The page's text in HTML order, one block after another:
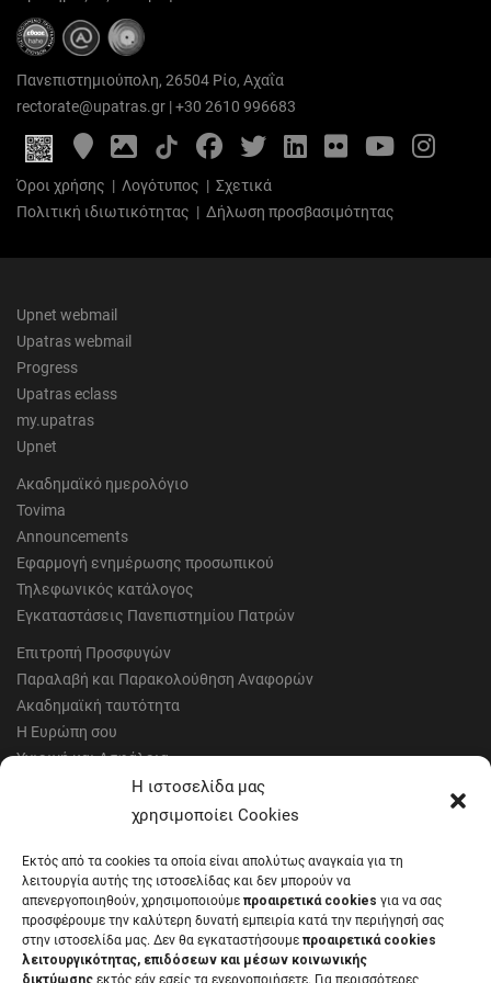
Η ιστοσελίδα μας
χρησιμοποίει Cookies
Εκτός από τα cookies τα οποία είναι απολύτως αναγκαία για τη
λειτουργία αυτής της ιστοσελίδας και δεν μπορούν να
απενεργοποιηθούν, χρησιμοποιούμε προαιρετικά cookies για να σας
προσφέρουμε την καλύτερη δυνατή εμπειρία κατά την περιήγησή σας
στην ιστοσελίδα μας. Δεν θα εγκαταστήσουμε προαιρετικά cookies
λειτουργικότητας, επιδόσεων και μέσων κοινωνικής
δικτύωσης εκτός εάν εσείς τα ενεργοποιήσετε. Για περισσότερες
Πανεπιστημιούπολη, 26504 Ρίο, Αχαΐα
rectorate@upatras.gr |+30 2610 996683
Google
Maps
Photo
Gallery
FacebookTwitterLinkedIn
FlickrYouTube
Όροι χρήσης | Λογότυπος | Σχετικά
Πολιτική ιδιωτικότητας | Δήλωση προσβασιμότητας
Upnet webmail
Upatras webmail
Progress
Upatras eclass
my.upatras
Upnet
Ακαδημαϊκό ημερολόγιο
Tovima
Announcements
Εφαρμογή ενημέρωσης προσωπικού
Τηλεφωνικός κατάλογος
Εγκαταστάσεις Πανεπιστημίου Πατρών
Επιτροπή Προσφυγών
Παραλαβή και Παρακολούθηση Αναφορών
Ακαδημαϊκή ταυτότητα
Η Ευρώπη σου
Υγιεινή και Ασφάλεια
Έντυπα Οικονομικής Υπηρεσίας
Έντυπα Διοικητικών Υπηρεσιών
Μητρώα αξιολογητών
Δημόσια Διαβούλευση
Συνεδριάσεις Συγκλήτου
Συνεδριάσεις Συμβουλίου Διοίκησης